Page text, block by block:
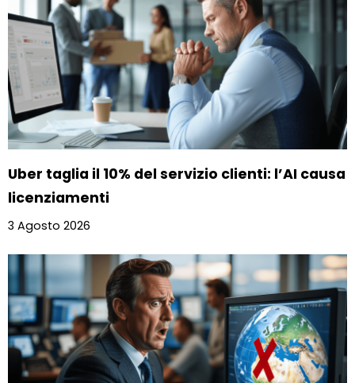
Uber taglia il 10% del servizio clienti: l’AI causa
licenziamenti
3 Agosto 2026